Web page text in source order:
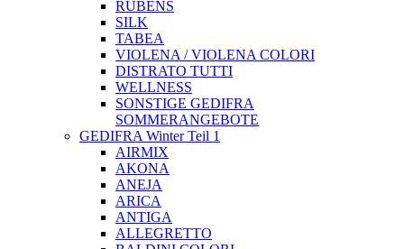
RUBENS
SILK
TABEA
VIOLENA / VIOLENA COLORI
DISTRATO TUTTI
WELLNESS
SONSTIGE GEDIFRA
SOMMERANGEBOTE
GEDIFRA Winter Teil 1
AIRMIX
AKONA
ANEJA
ARICA
ANTIGA
ALLEGRETTO